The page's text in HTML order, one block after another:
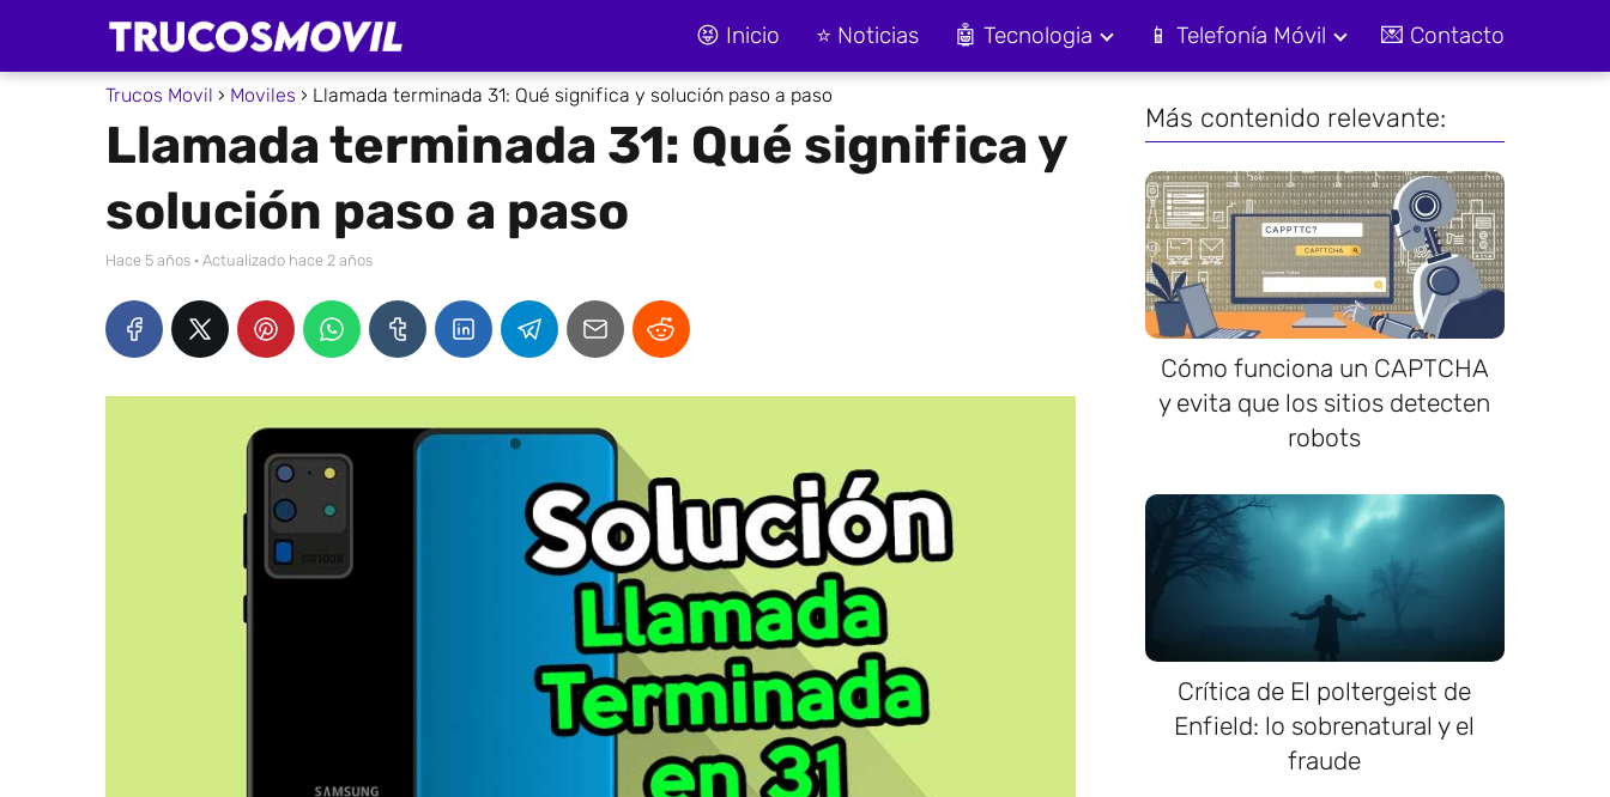
😝 Inicio ⭐ Noticias 🤖 Tecnologia 📱 Telefonía Móvil 💌 Contacto
Trucos Movil Moviles Llamada terminada 31: Qué significa y solución paso a paso
Llamada terminada 31: Qué significa y
solución paso a paso
hace 5 años · Actualizado hace 2 años
Más contenido relevante:
Cómo funciona un CAPTCHA
y evita que los sitios detecten
robots
Crítica de El poltergeist de
Enfield: lo sobrenatural y el
fraude